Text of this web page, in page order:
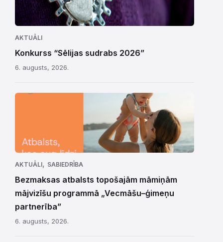
AKTUĀLI
Konkurss “Sēlijas sudrabs 2026”
6. augusts, 2026.
AKTUĀLI, SABIEDRĪBA
Bezmaksas atbalsts topošajām māmiņām
mājvizīšu programmā „Vecmāšu–ģimeņu
partnerība”
6. augusts, 2026.